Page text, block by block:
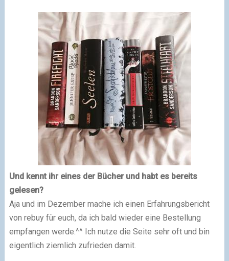
Und kennt ihr eines der Bücher und habt es bereits
gelesen?
Aja und im Dezember mache ich einen Erfahrungsbericht
von rebuy für euch, da ich bald wieder eine Bestellung
empfangen werde.^^ Ich nutze die Seite sehr oft und bin
eigentlich ziemlich zufrieden damit.